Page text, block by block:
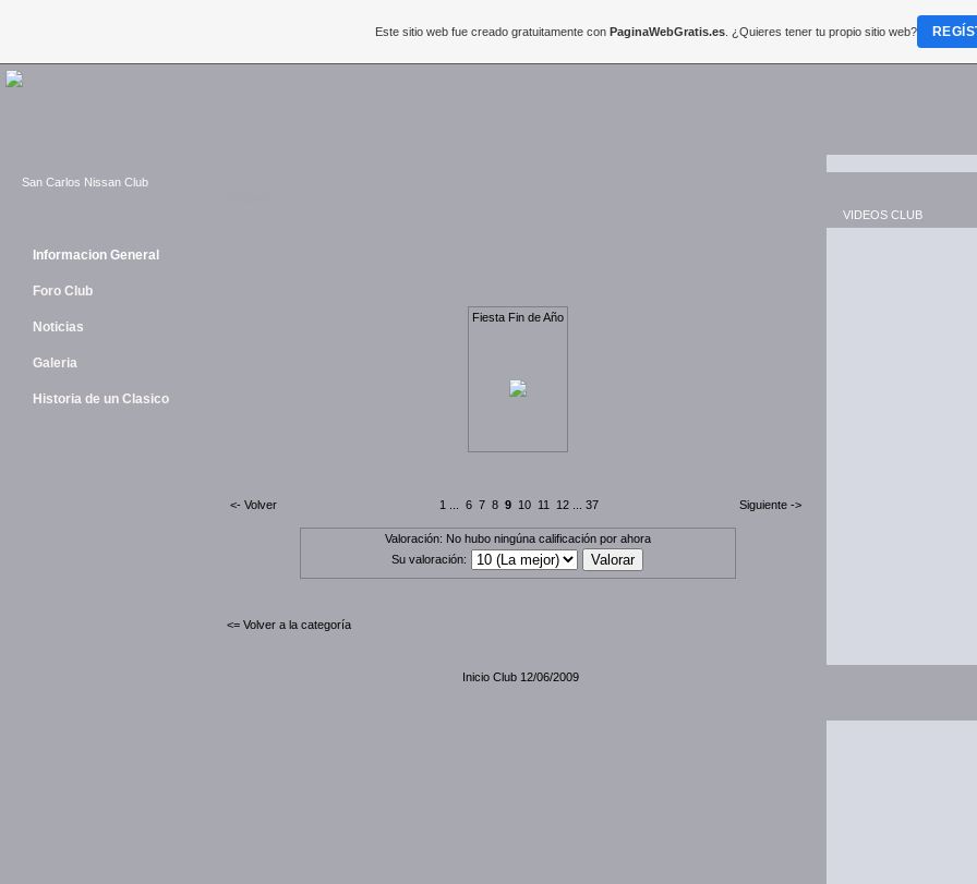
San Carlos Nissan Club
Informacion General
Foro Club
Noticias
Galeria
Historia de un Clasico
Fiesta Fin de Año
<- Volver 1 6 7 8 9 10 11 12 37 Siguiente ->
Valoración: No hubo ningúna calificación por ahora
Su valoración:
<= Volver a la categoría
Inicio Club 12/06/2009
VIDEOS CLUB
Este sitio web fue creado gratuitamente con PaginaWebGratis.es. ¿Quieres tener tu propio sitio web?